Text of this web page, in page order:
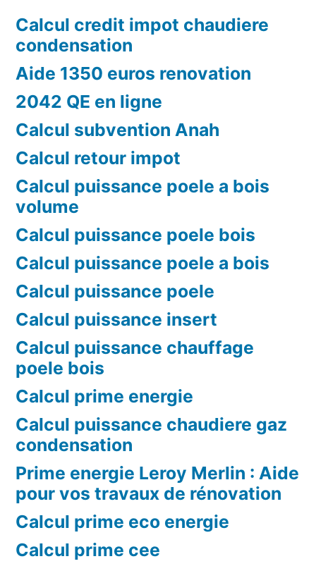
Calcul credit impot chaudiere
condensation
Aide 1350 euros renovation
2042 QE en ligne
Calcul subvention Anah
Calcul retour impot
Calcul puissance poele a bois
volume
Calcul puissance poele bois
Calcul puissance poele a bois
Calcul puissance poele
Calcul puissance insert
Calcul puissance chauffage
poele bois
Calcul prime energie
Calcul puissance chaudiere gaz
condensation
Prime energie Leroy Merlin : Aide
pour vos travaux de rénovation
Calcul prime eco energie
Calcul prime cee